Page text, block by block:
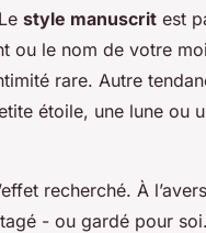
style manuscrit est
ou le nom de votre
rare. Autre
étoile, une lune ou
recherché. À
- ou gardé pour